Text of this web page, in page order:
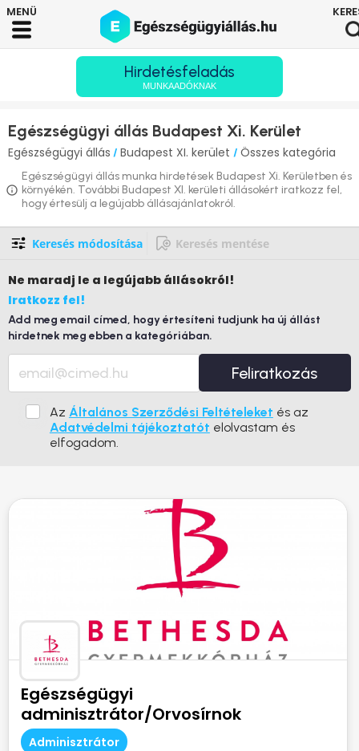
Hirdetésfeladás
MUNKAADÓKNAK
Egészségügyi állás Budapest Xi. Kerület
Egészségügyi állás / Budapest XI. kerület / Összes kategória
Egészségügyi állás munka hirdetések Budapest Xi. Kerületben és
környékén. További Budapest XI. kerületi állásokért iratkozz fel,
hogy értesülj a legújabb állásajánlatokról.
Keresés módosítása Keresés mentése
Ne maradj le a legújabb állásokról!
Iratkozz fel!
Add meg email címed, hogy értesíteni tudjunk ha új állást
hirdetnek meg ebben a kategóriában.
Feliratkozás
Az Általános Szerződési Feltételeket és az
Adatvédelmi tájékoztatót elolvastam és
elfogadom.
Egészségügyi
adminisztrátor/Orvosírnok
Adminisztrátor